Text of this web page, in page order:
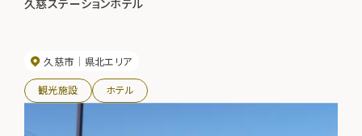
久慈市 県北エリア
観光施設 ホテル